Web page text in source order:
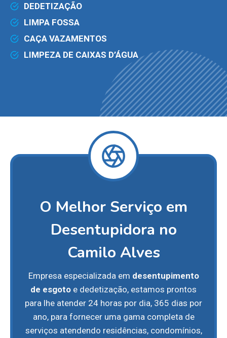
DEDETIZAÇÃO
LIMPA FOSSA
CAÇA VAZAMENTOS
LIMPEZA DE CAIXAS D’ÁGUA
O Melhor Serviço em
Desentupidora no
Camilo Alves
Empresa especializada em desentupimento
de esgoto e dedetização, estamos prontos
para lhe atender 24 horas por dia, 365 dias por
ano, para fornecer uma gama completa de
serviços atendendo residências, condomínios,